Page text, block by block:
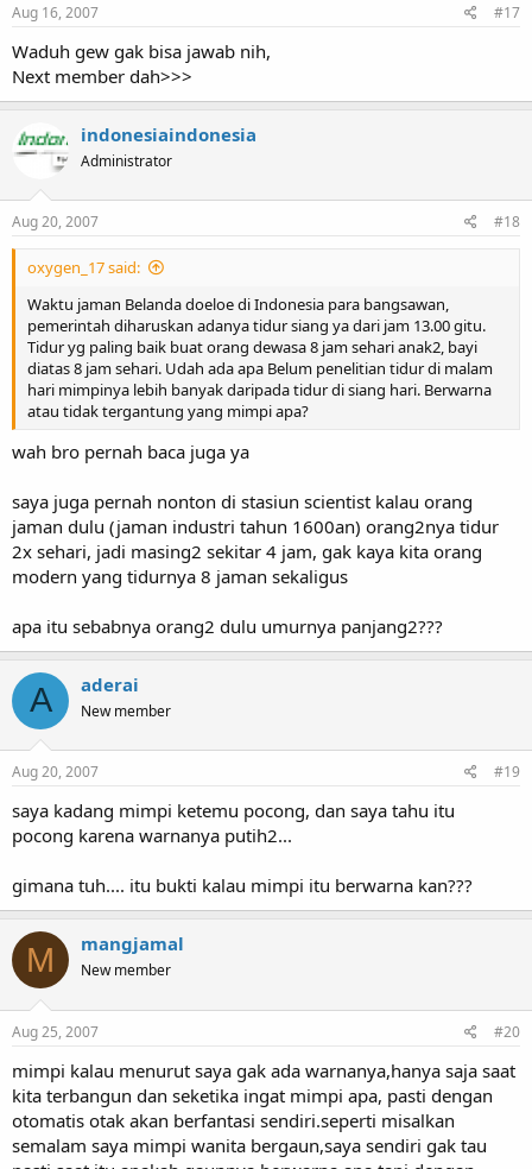
Aug 16, 2007 #17
Waduh gew gak bisa jawab nih,
Next member dah>>>
indonesiaindonesia
Administrator
Aug 20, 2007 #18
oxygen_17 said:
Waktu jaman Belanda doeloe di Indonesia para bangsawan,
pemerintah diharuskan adanya tidur siang ya dari jam 13.00 gitu.
Tidur yg paling baik buat orang dewasa 8 jam sehari anak2, bayi
diatas 8 jam sehari. Udah ada apa Belum penelitian tidur di malam
hari mimpinya lebih banyak daripada tidur di siang hari. Berwarna
atau tidak tergantung yang mimpi apa?
wah bro pernah baca juga ya
saya juga pernah nonton di stasiun scientist kalau orang
jaman dulu (jaman industri tahun 1600an) orang2nya tidur
2x sehari, jadi masing2 sekitar 4 jam, gak kaya kita orang
modern yang tidurnya 8 jaman sekaligus
apa itu sebabnya orang2 dulu umurnya panjang2???
A aderai
New member
Aug 20, 2007 #19
saya kadang mimpi ketemu pocong, dan saya tahu itu
pocong karena warnanya putih2...
gimana tuh.... itu bukti kalau mimpi itu berwarna kan???
M mangjamal
New member
Aug 25, 2007 #20
mimpi kalau menurut saya gak ada warnanya,hanya saja saat
kita terbangun dan seketika ingat mimpi apa, pasti dengan
otomatis otak akan berfantasi sendiri.seperti misalkan
semalam saya mimpi wanita bergaun,saya sendiri gak tau